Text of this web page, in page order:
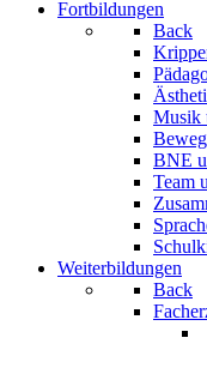
Fortbildungen
Back
Musik
BNE
Team
Weiterbildungen
Back